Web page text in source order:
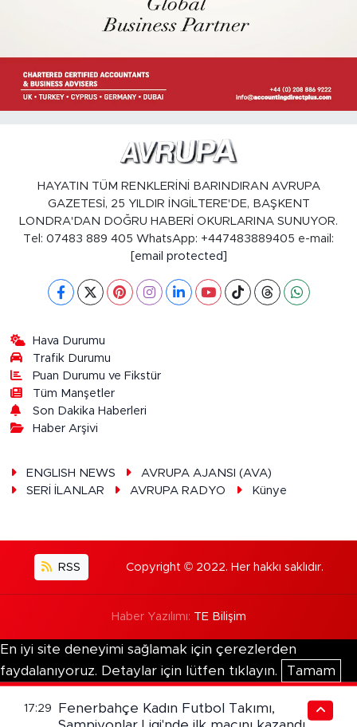
HAYATIN TÜM RENKLERİNİ BARINDIRAN AVRUPA
GAZETESİ, 25 YILDIR İNGİLTERE'DE, BAŞKENT
LONDRA'DAN DOĞRU HABERİ OKURLARINA SUNUYOR.
Tel: 07483 889 405 WhatsApp: +447483889405 e-mail:
[email protected]
Hava Durumu
Trafik Durumu
Puan Durumu ve Fikstür
Tüm Manşetler
Son Dakika Haberleri
Haber Arşivi
ENGLISH NEWS
AVRUPA AJANSI (AVA)
SERİ İLANLAR
AVRUPA RADYO Künye
RSS Copyright © 2022. Her hakkı saklıdır.
Haber Yazılımı: TE Bilişim
En iyi site deneyimi sağlamak için çerezlerden
faydalanıyoruz. Detaylar için lütfen tıklayın.
Tamam
17:29
Fenerbahçe Kadın Futbol Takımı,